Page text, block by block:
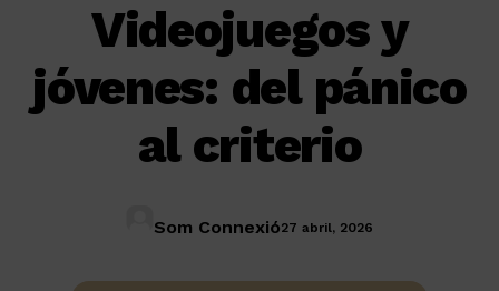
Videojuegos y
jóvenes: del pánico
al criterio
Som Connexió27 abril, 2026